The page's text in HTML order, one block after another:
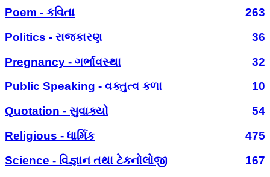
Poem - કવિતા
263
Politics - રાજકારણ
36
Pregnancy - ગર્ભાવસ્થા
32
Public Speaking - વક્તુત્વ કળા
10
Quotation - સુવાક્યો
54
Religious - ધાર્મિક
475
Science - વિજ્ઞાન તથા ટેકનોલોજી
167